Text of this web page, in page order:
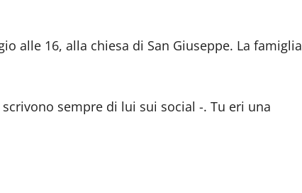
alle 16, alla chiesa di San Giuseppe. La famiglia
sempre di lui sui social -. Tu eri una